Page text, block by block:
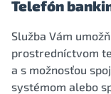
Telefón
Služba Vám
prostredníctvom
a s možnosťou
systémom alebo